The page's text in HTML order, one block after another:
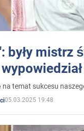
były mistrz
na temat sukcesu
05.03.2025 19:48